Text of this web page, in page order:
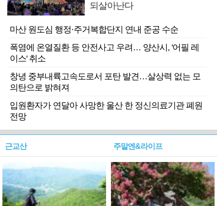
되살아난다
마산 원도심 행정·주거복합단지 연내 준공 수순
폭염에 온열질환 등 안전사고 우려… 양산시, '어필 레
이스' 취소
창녕 중부내륙고속도로서 포탄 발견…살상력 없는 모
의탄으로 밝혀져
입원환자가 연달아 사망한 울산 한 정신의료기관 폐원
전망
근교산 주말엔&라이프